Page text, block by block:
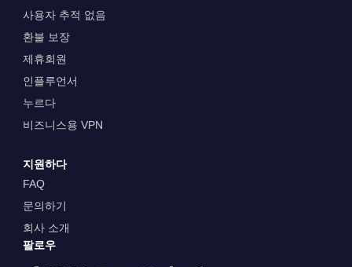
사용자 추적 없음
환불 보장
제휴회원
인플루언서
누르다
비즈니스용 VPN
지원하다
FAQ
문의하기
회사 소개
팔로우